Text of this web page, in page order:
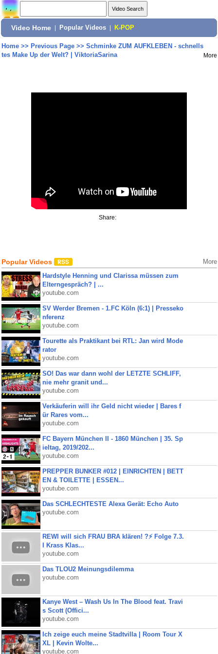
Video Home Popular Videos K-POP
Home>> Previous Page>> Schminke ZUM AUFKLEBEN - schnells
tes Make Up der Welt? | ViktoriaSarina
More
Share:
Popular Videos More
Hardstyle Henning und Clarissa müssen zum
Elterngespräch? | ...
youtube.com
SV Werder Bremen - 1.FC Köln (6:1) | Presseko
nferenz
youtube.com
Tourette als Praktikant bei RTL: Jan wird Mode
rator
youtube.com
SO! Das war dann wohl der LETZTE SCHLIFF,
nie mehr granit und...
youtube.com
Verkäuferin will ihr Geld nicht wieder | Bares f
ür Rares vom...
youtube.com
FC Bayern München II - 1860 München | 35. Sp
ieltag, 2019/202...
youtube.com
PREPPER BUNKER #012 | EINRICHTEN | BETT
EN & TOILETTE | ESSEN...
youtube.com
Das SCHLECHTESTE Alexa Gerät: Echo Auto
youtube.com
REWI will sich FRAU BRA klären! ?⚡️ Folge 7.3.
I Krass Klas...
youtube.com
Das TLOU2 Meinungsdilemma
youtube.com
Kanye West – Wash Us In The Blood feat. Travi
s Scott (Offici...
youtube.com
Ich zeige euch meine Stadtvilla | Room Tour X
XL | Kevin Wolte...
youtube.com